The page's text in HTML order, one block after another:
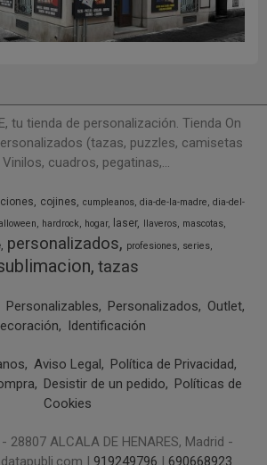
tu tienda de personalización. Tienda On
(tazas, puzzles, camisetas
Vinilos, cuadros, pegatinas,...
cojines cumpleanos dia-de-la-madre dia-del-
hardrock hogar laser llaveros mascotas
personalizados profesiones series
tazas
Personalizables Personalizados
Outlet
Identificación
Aviso Legal
Política de Privacidad
Desistir de un pedido
Políticas de
Cookies
28807 ALCALA DE HENARES, Madrid -
| 919249796 | 690668923